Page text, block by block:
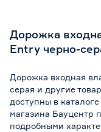
Дорожка
Entry черно-
Дорожка входная
серая и другие
доступны в
магазина Бауцентр
подробными